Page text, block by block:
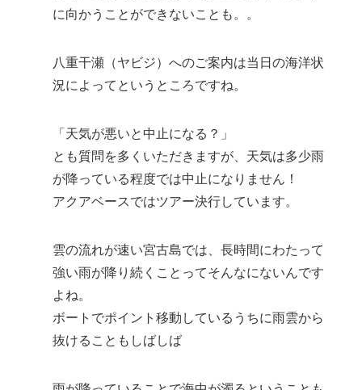
に向かうことができないことも。。
八重干瀬（ヤビジ）へのご案内は当日の海洋状
況によってというところですね。
「天気が悪いと中止になる？」
とも質問を多くいただきますが、天気は多少雨
が降っている程度では中止になりません！
アクアベースではツアー決行しています。
雲の流れが速い宮古島では、長時間にわたって
強い雨が降り続くことってそんなにないんです
よね。
ボートでポイント移動しているうちに雨雲から
抜けることもしばしば